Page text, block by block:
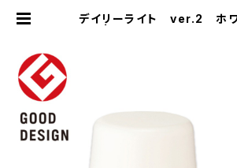
デイリーライト ver.2 ホ